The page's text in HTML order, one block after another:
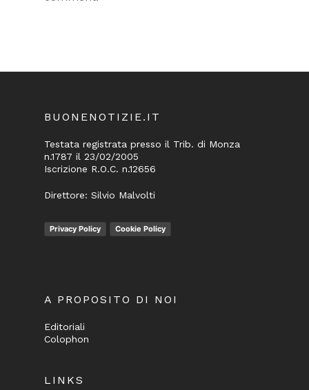
BUONENOTIZIE.IT
Testata registrata presso il Trib. di Monza
n.1787 il 23/02/2005
Iscrizione R.O.C. n.12656
Direttore: Silvio Malvolti
Privacy Policy Cookie Policy
A PROPOSITO DI NOI
Editoriali
Colophon
LINKS